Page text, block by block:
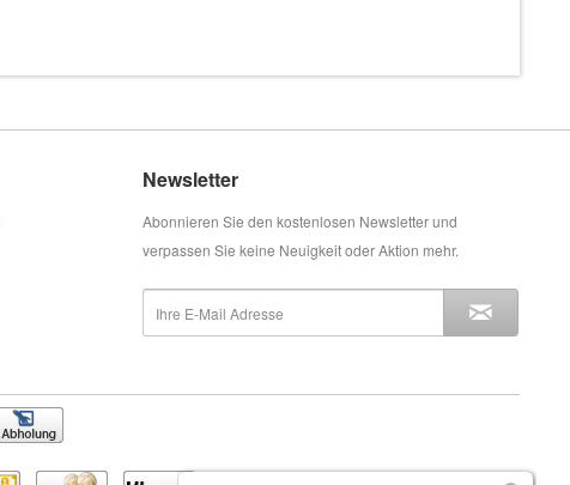
Newsletter
Abonnieren Sie den kostenlosen Newsletter und
verpassen Sie keine Neuigkeit oder Aktion mehr.